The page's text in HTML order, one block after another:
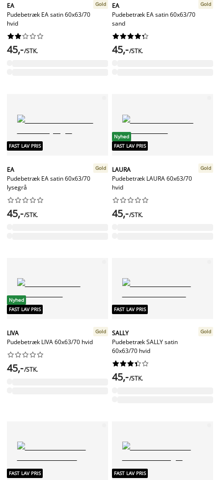
EA
Pudebetræk EA satin 60x63/70
hvid
Gold






45,-/STK.
EA
Pudebetræk EA satin 60x63/70
sand
Gold






45,-/STK.
FAST LAV PRIS
EA
Pudebetræk EA satin 60x63/70
lysegrå
Gold






45,-/STK.
Nyhed
FAST LAV PRIS
LAURA
Pudebetræk LAURA 60x63/70
hvid
Gold






45,-/STK.
Nyhed
FAST LAV PRIS
LIVA
Pudebetræk LIVA 60x63/70 hvid
Gold






45,-/STK.
FAST LAV PRIS
SALLY
Pudebetræk SALLY satin
60x63/70 hvid
Gold






45,-/STK.
FAST LAV PRIS FAST LAV PRIS